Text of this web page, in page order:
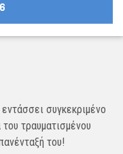
συγκεκριμένο
τραυματισμένου
του!